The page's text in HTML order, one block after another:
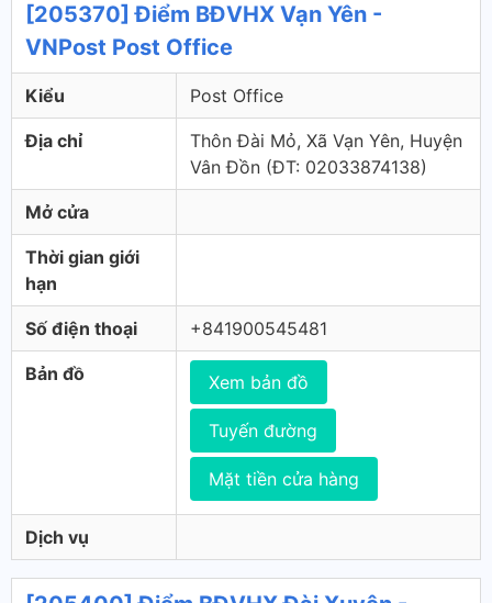
[205370] Điểm BĐVHX Vạn Yên -
VNPost Post Office
Kiểu Post Office
Địa chỉ
Thôn Đài Mỏ, Xã Vạn Yên, Huyện
Vân Đồn (ÐT: 02033874138)
Mở cửa
Thời gian giới
hạn
Số điện thoại +841900545481
Bản đồ Xem bản đồ
Tuyến đường
Mặt tiền cửa hàng
Dịch vụ